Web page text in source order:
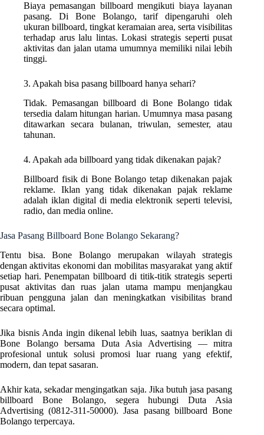
Biaya pemasangan billboard mengikuti biaya layanan
pasang. Di Bone Bolango, tarif dipengaruhi oleh
ukuran billboard, tingkat keramaian area, serta visibilitas
terhadap arus lalu lintas. Lokasi strategis seperti pusat
aktivitas dan jalan utama umumnya memiliki nilai lebih
tinggi.
3. Apakah bisa pasang billboard hanya sehari?
Tidak. Pemasangan billboard di Bone Bolango tidak
tersedia dalam hitungan harian. Umumnya masa pasang
ditawarkan secara bulanan, triwulan, semester, atau
tahunan.
4. Apakah ada billboard yang tidak dikenakan pajak?
Billboard fisik di Bone Bolango tetap dikenakan pajak
reklame. Iklan yang tidak dikenakan pajak reklame
adalah iklan digital di media elektronik seperti televisi,
radio, dan media online.
Jasa Pasang Billboard Bone Bolango Sekarang?
Tentu bisa. Bone Bolango merupakan wilayah strategis
dengan aktivitas ekonomi dan mobilitas masyarakat yang aktif
setiap hari. Penempatan billboard di titik-titik strategis seperti
pusat aktivitas dan ruas jalan utama mampu menjangkau
ribuan pengguna jalan dan meningkatkan visibilitas brand
secara optimal.
Jika bisnis Anda ingin dikenal lebih luas, saatnya beriklan di
Bone Bolango bersama Duta Asia Advertising — mitra
profesional untuk solusi promosi luar ruang yang efektif,
modern, dan tepat sasaran.
Akhir kata, sekadar mengingatkan saja. Jika butuh jasa pasang
billboard Bone Bolango, segera hubungi Duta Asia
Advertising (0812-311-50000). Jasa pasang billboard Bone
Bolango terpercaya.